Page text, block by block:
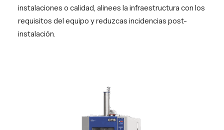
instalaciones o calidad, alinees la infraestructura con los
requisitos del equipo y reduzcas incidencias post-
instalación.